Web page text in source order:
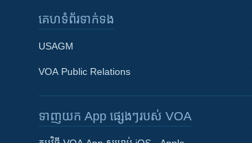
Khmer English
គេហទំព័រ​​ទាក់ទង
USAGM
VOA Public Relations
ទាញយក​ App ផ្សេងៗ​របស់​ VOA